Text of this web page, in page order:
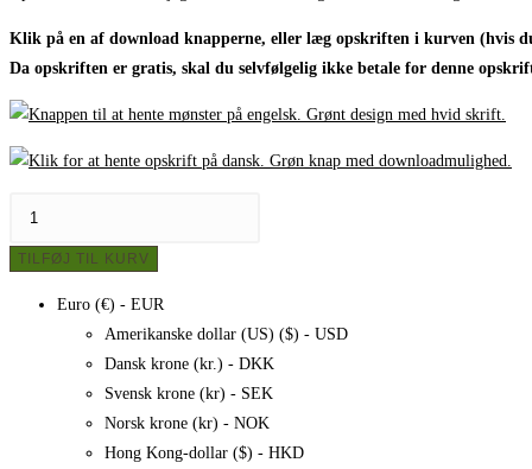
Klik på en af download knapperne, eller læg opskriften i kurven (hvis
Da opskriften er gratis, skal du selvfølgelig ikke betale for denne
halstørklæde,
opskrift
TILFØJ TIL KURV
Euro (€) - EUR
Amerikanske dollar (US) ($) - USD
Dansk krone (kr.) - DKK
Svensk krone (kr) - SEK
Norsk krone (kr) - NOK
Hong Kong-dollar ($) - HKD